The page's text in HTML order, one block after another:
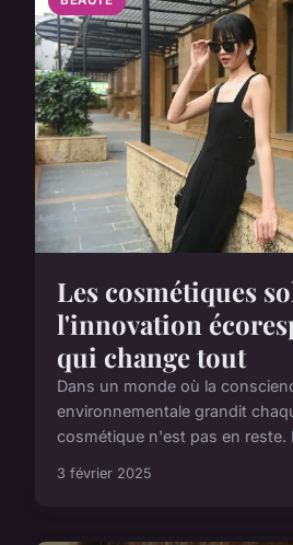
Les cosmétiques
l'innovation
qui change tout
Dans un monde où la
environnementale grandit
cosmétique n'est pas en reste.
3 février 2025